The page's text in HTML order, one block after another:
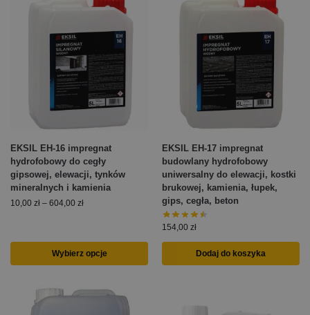
EKSIL EH-16 impregnat
hydrofobowy do cegły
gipsowej, elewacji, tynków
mineralnych i kamienia
10,00 zł – 604,00 zł
Wybierz opcje
EKSIL EH-17 impregnat
budowlany hydrofobowy
uniwersalny do elewacji, kostki
brukowej, kamienia, łupek,
gips, cegła, beton
154,00 zł
Dodaj do koszyka